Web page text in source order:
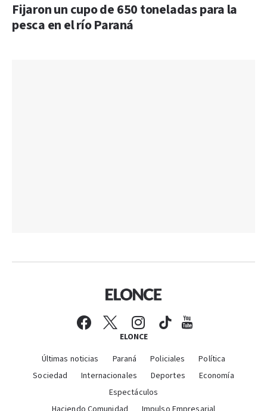
Fijaron un cupo de 650 toneladas para la
pesca en el río Paraná
ELONCE
Últimas noticias Paraná Policiales
Política
Sociedad
Internacionales Deportes
Economía
Espectáculos